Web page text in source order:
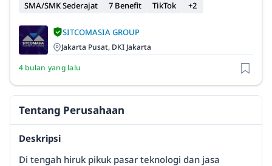
SMA/SMK Sederajat
7 Benefit TikTok +2
SITCOMASIA GROUP
Jakarta Pusat, DKI Jakarta
4 bulan yang lalu
Tentang Perusahaan
Deskripsi
Di tengah hiruk pikuk pasar teknologi dan jasa